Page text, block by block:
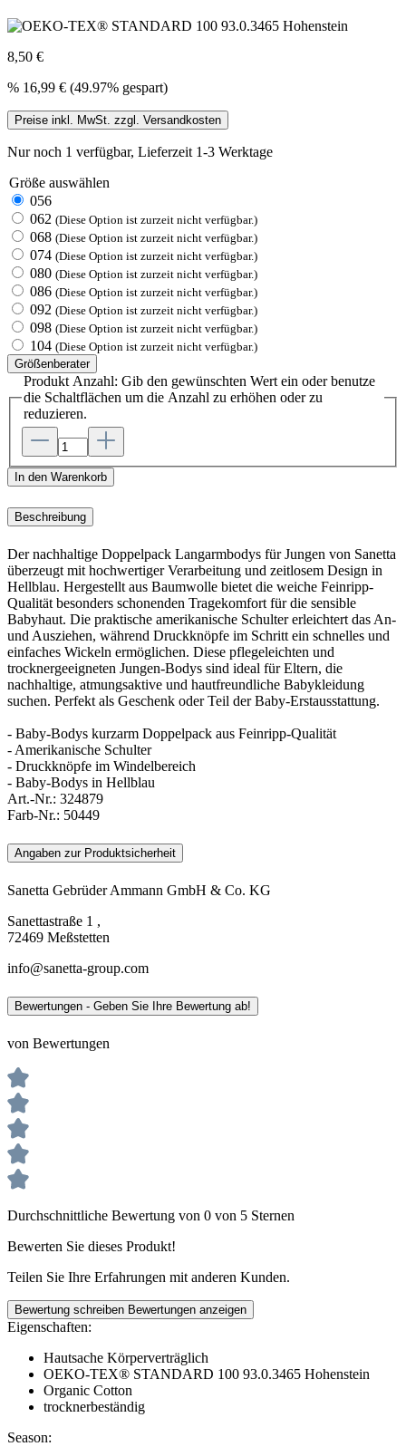
8,50 €
% 16,99 € (49.97% gespart)
Preise inkl. MwSt. zzgl. Versandkosten
Nur noch 1 verfügbar, Lieferzeit 1-3 Werktage
Größe auswählen
056
062 (Diese Option ist zurzeit nicht verfügbar.)
068 (Diese Option ist zurzeit nicht verfügbar.)
074 (Diese Option ist zurzeit nicht verfügbar.)
080 (Diese Option ist zurzeit nicht verfügbar.)
086 (Diese Option ist zurzeit nicht verfügbar.)
092 (Diese Option ist zurzeit nicht verfügbar.)
098 (Diese Option ist zurzeit nicht verfügbar.)
104 (Diese Option ist zurzeit nicht verfügbar.)
Größenberater
Produkt Anzahl: Gib den gewünschten Wert ein oder benutze
die Schaltflächen um die Anzahl zu erhöhen oder zu
reduzieren.
In den Warenkorb
Beschreibung
Der nachhaltige Doppelpack Langarmbodys für Jungen von Sanetta
überzeugt mit hochwertiger Verarbeitung und zeitlosem Design in
Hellblau. Hergestellt aus Baumwolle bietet die weiche Feinripp-
Qualität besonders schonenden Tragekomfort für die sensible
Babyhaut. Die praktische amerikanische Schulter erleichtert das An-
und Ausziehen, während Druckknöpfe im Schritt ein schnelles und
einfaches Wickeln ermöglichen. Diese pflegeleichten und
trocknergeeigneten Jungen-Bodys sind ideal für Eltern, die
nachhaltige, atmungsaktive und hautfreundliche Babykleidung
suchen. Perfekt als Geschenk oder Teil der Baby-Erstausstattung.
- Baby-Bodys kurzarm Doppelpack aus Feinripp-Qualität
- Amerikanische Schulter
- Druckknöpfe im Windelbereich
- Baby-Bodys in Hellblau
Art.-Nr.: 324879
Farb-Nr.: 50449
Angaben zur Produktsicherheit
Sanetta Gebrüder Ammann GmbH & Co. KG
Sanettastraße 1 ,
72469 Meßstetten
info@sanetta-group.com
Bewertungen - Geben Sie Ihre Bewertung ab!
von Bewertungen
Durchschnittliche Bewertung von 0 von 5 Sternen
Bewerten Sie dieses Produkt!
Teilen Sie Ihre Erfahrungen mit anderen Kunden.
Bewertung schreiben Bewertungen anzeigen
Eigenschaften:
Hautsache Körperverträglich
OEKO-TEX® STANDARD 100 93.0.3465 Hohenstein
Organic Cotton
trocknerbeständig
Season: